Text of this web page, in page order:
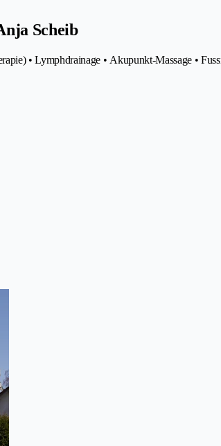
Scheib
• Lymphdrainage • Akupunkt-Massage •